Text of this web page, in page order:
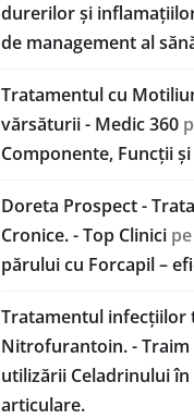
durerilor și
de management al
Tratamentul cu
vărsăturii - Medic 360
Componente, Funcții
Doreta Prospect -
Cronice. - Top Clinici pe
părului cu Forcapil –
Tratamentul infecțiilor
Nitrofurantoin. - Traim
utilizării Celadrinului
articulare.